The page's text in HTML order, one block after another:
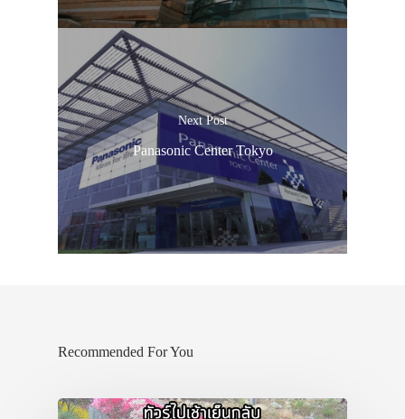
Next Post
Panasonic Center Tokyo
Recommended For You